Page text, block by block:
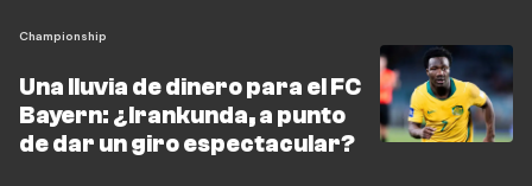
Championship
Una lluvia de dinero para el FC
Bayern: ¿Irankunda, a punto
de dar un giro espectacular?